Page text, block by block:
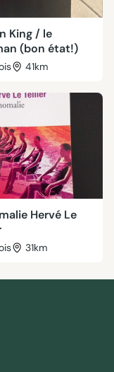
King / le
(bon état!)
41km
Hervé Le
31km